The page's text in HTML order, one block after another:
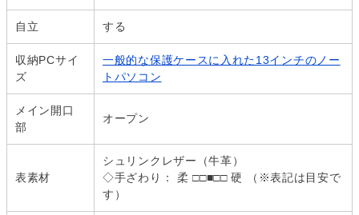
自立 する
収納PCサイ
ズ
一般的な保護ケースに入れた13インチのノー
トパソコン
メイン開口
部
オープン
表素材
シュリンクレザー（牛革）
◇手ざわり： 柔 □□■□□ 硬 （※表記は目安で
す）